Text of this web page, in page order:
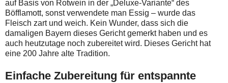
auf Basis von Rotwein in der „Deluxe-Variante“ des
Böfflamott, sonst verwendete man Essig – wurde das
Fleisch zart und weich. Kein Wunder, dass sich die
damaligen Bayern dieses Gericht gemerkt haben und es
auch heutzutage noch zubereitet wird. Dieses Gericht hat
eine 200 Jahre alte Tradition.
Einfache Zubereitung für entspannte